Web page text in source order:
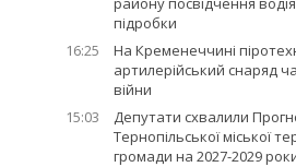
підробки
16:25
На Кременеччині
артилерійський снаряд
війни
15:03
Депутати схвалили
Тернопільської міської
громади на 2027-2029